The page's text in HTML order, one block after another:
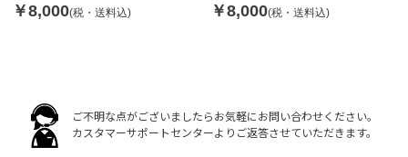
￥8,000(税・送料込) ￥8,000(税・送料込)
ご不明な点がございましたらお気軽にお問い合わせください。
カスタマーサポートセンターよりご返答させていただきます。